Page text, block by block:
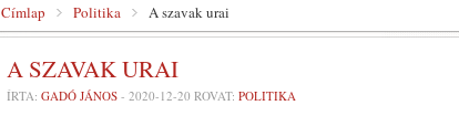
Címlap Politika A szavak urai
A SZAVAK URAI
ÍRTA: GADÓ JÁNOS - 2020-12-20 ROVAT: POLITIKA